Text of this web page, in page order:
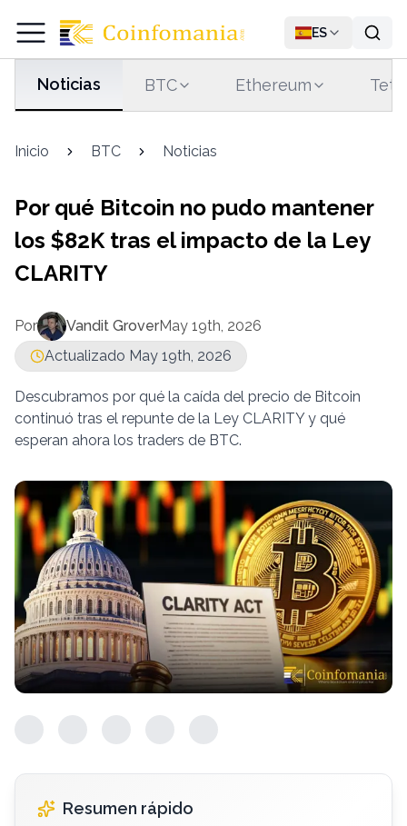
ES
Noticias BTC Ethereum
Inicio BTC Noticias
Por qué Bitcoin no pudo mantener
los $82K tras el impacto de la Ley
CLARITY
Por Vandit GroverMay 19th, 2026
Actualizado May 19th, 2026
Descubramos por qué la caída del precio de Bitcoin
continuó tras el repunte de la Ley CLARITY y qué
esperan ahora los traders de BTC.
Resumen rápido